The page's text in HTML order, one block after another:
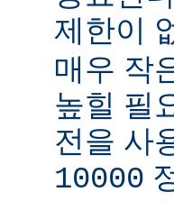
제한이
매우 작
높힐 필
전을 사
10000